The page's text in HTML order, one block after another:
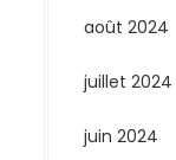
août 2024
juillet 2024
juin 2024